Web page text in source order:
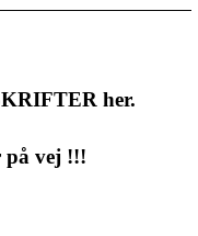
her.
på vej !!!